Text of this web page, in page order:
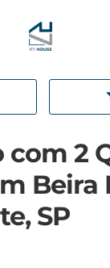
Página inicial
com 2
Beira
SP